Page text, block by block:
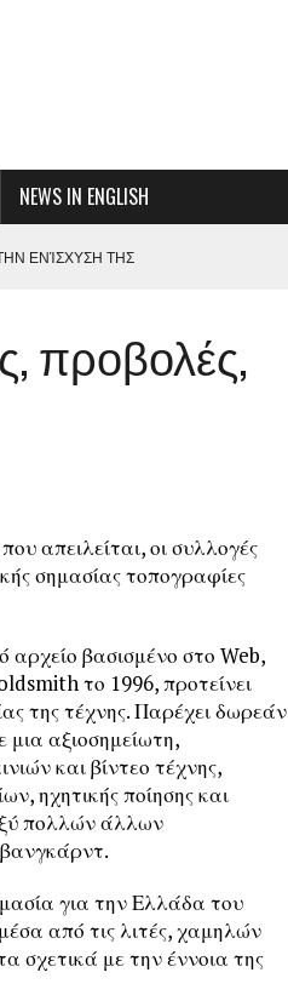
NEWS IN ENGLISH
ΕΝΊΣΧΥΣΗ ΤΗΣ
ΣΥΛΛΟΓΙΚΉ ΠΡΟΣΠΆΘΕΙΑ ΓΙΑ ΤΗ
προβολές,
απειλείται, οι συλλογές
σημασίας τοπογραφίες
αρχείο βασισμένο στο Web,
το 1996, προτείνει
της τέχνης. Παρέχει δωρεάν
μια αξιοσημείωτη,
και βίντεο τέχνης,
ηχητικής ποίησης και
πολλών άλλων
για την Ελλάδα του
από τις λιτές, χαμηλών
σχετικά με την έννοια της